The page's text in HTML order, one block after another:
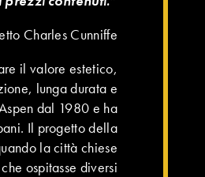
Charles Cunniffe
il valore estetico,
lunga durata e
dal 1980 e ha
Il progetto della
la città chiese
ospitasse diversi